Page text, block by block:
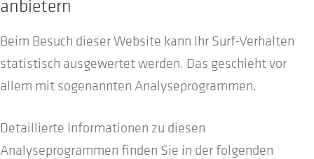
anbietern
Beim Besuch dieser Website kann Ihr Surf-Verhalten
statistisch ausgewertet werden. Das geschieht vor
allem mit sogenannten Analyseprogrammen.
Detaillierte Informationen zu diesen
Analyseprogrammen finden Sie in der folgenden